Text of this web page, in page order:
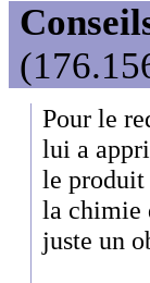
Pour le
lui a
le produit
la chimie
juste un